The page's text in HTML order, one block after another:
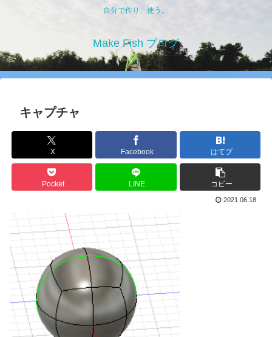
自分で作り、使う。
Make Fish ブログ
キャプチャ
X Facebook はてブ
Pocket LINE コピー
2021.06.18